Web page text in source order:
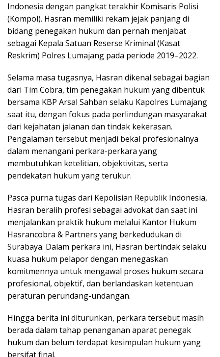
Indonesia dengan pangkat terakhir Komisaris Polisi
(Kompol). Hasran memiliki rekam jejak panjang di
bidang penegakan hukum dan pernah menjabat
sebagai Kepala Satuan Reserse Kriminal (Kasat
Reskrim) Polres Lumajang pada periode 2019–2022.
Selama masa tugasnya, Hasran dikenal sebagai bagian
dari Tim Cobra, tim penegakan hukum yang dibentuk
bersama KBP Arsal Sahban selaku Kapolres Lumajang
saat itu, dengan fokus pada perlindungan masyarakat
dari kejahatan jalanan dan tindak kekerasan.
Pengalaman tersebut menjadi bekal profesionalnya
dalam menangani perkara-perkara yang
membutuhkan ketelitian, objektivitas, serta
pendekatan hukum yang terukur.
Pasca purna tugas dari Kepolisian Republik Indonesia,
Hasran beralih profesi sebagai advokat dan saat ini
menjalankan praktik hukum melalui Kantor Hukum
Hasrancobra & Partners yang berkedudukan di
Surabaya. Dalam perkara ini, Hasran bertindak selaku
kuasa hukum pelapor dengan menegaskan
komitmennya untuk mengawal proses hukum secara
profesional, objektif, dan berlandaskan ketentuan
peraturan perundang-undangan.
Hingga berita ini diturunkan, perkara tersebut masih
berada dalam tahap penanganan aparat penegak
hukum dan belum terdapat kesimpulan hukum yang
bersifat final.